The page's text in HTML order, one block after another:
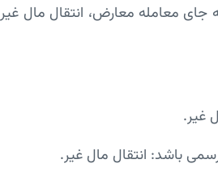
معامله معارض، انتقال مال غیر
غیر.
باشد: انتقال مال غیر.